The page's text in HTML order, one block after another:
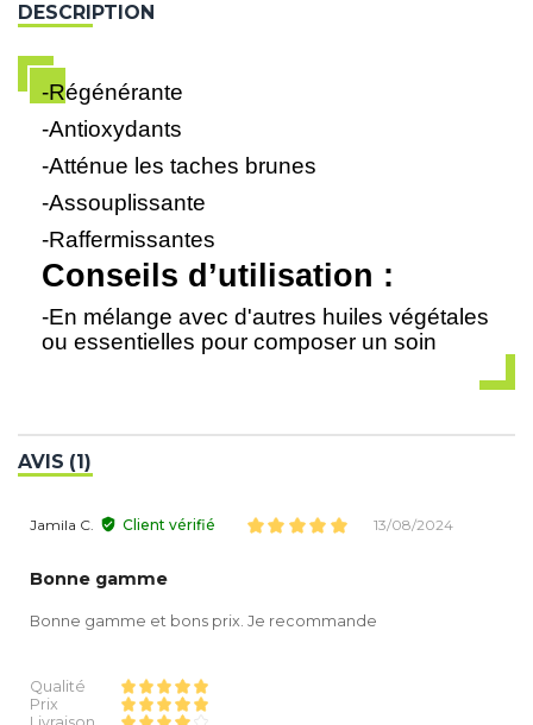
DESCRIPTION
-Régénérante
-Antioxydants
-Atténue les taches brunes
-Assouplissante
-Raffermissantes
Conseils d’utilisation :
-En mélange avec d'autres huiles végétales
ou essentielles pour composer un soin
AVIS (1)
Jamila C. Client vérifié 13/08/2024
Bonne gamme
Bonne gamme et bons prix. Je recommande
Qualité
Prix